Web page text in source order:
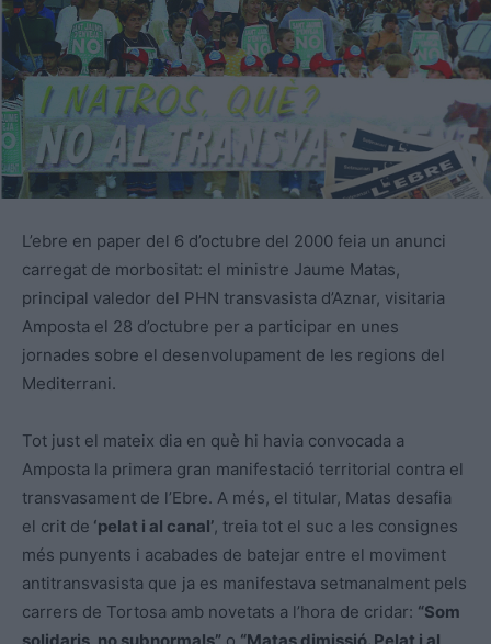
L’ebre en paper del 6 d’octubre del 2000 feia un anunci
carregat de morbositat: el ministre Jaume Matas,
principal valedor del PHN transvasista d’Aznar, visitaria
Amposta el 28 d’octubre per a participar en unes
jornades sobre el desenvolupament de les regions del
Mediterrani.
Tot just el mateix dia en què hi havia convocada a
Amposta la primera gran manifestació territorial contra el
transvasament de l’Ebre. A més, el titular, Matas desafia
el crit de ‘pelat i al canal’, treia tot el suc a les consignes
més punyents i acabades de batejar entre el moviment
antitransvasista que ja es manifestava setmanalment pels
carrers de Tortosa amb novetats a l’hora de cridar: “Som